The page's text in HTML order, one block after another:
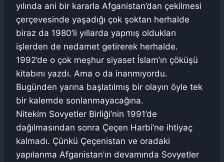
yılında ani bir kararla Afganistan’dan çekilmesi
çerçevesinde yaşadığı çok şoktan herhalde
biraz da 1980’li yıllarda yapmış oldukları
işlerden de nedamet getirerek herhalde.
1992’de o çok meşhur siyaset İslam’ın çöküşü
kitabını yazdı. Ama o da inanmıyordu.
Bugünden yarına başlatılmış bir olayın öyle tek
bir kalemde sonlanmayacağına.
Nitekim Sovyetler Birliği’nin 1991’de
dağılmasından sonra Çeçen Harbi’ne ihtiyaç
kalmadı. Çünkü Çeçenistan ve oradaki
yapılanma Afganistan’ın devamında Sovyetler